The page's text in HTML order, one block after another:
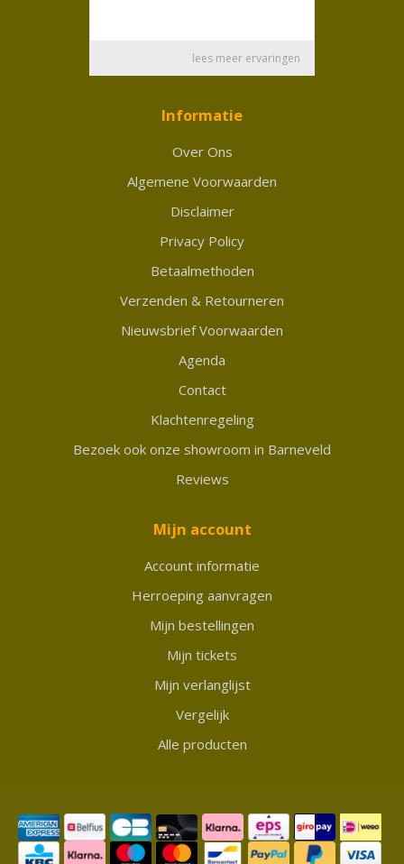
Informatie
Over Ons
Algemene Voorwaarden
Disclaimer
Privacy Policy
Betaalmethoden
Verzenden & Retourneren
Nieuwsbrief Voorwaarden
Agenda
Contact
Klachtenregeling
Bezoek ook onze showroom in Barneveld
Reviews
Mijn account
Account informatie
Herroeping aanvragen
Mijn bestellingen
Mijn tickets
Mijn verlanglijst
Vergelijk
Alle producten